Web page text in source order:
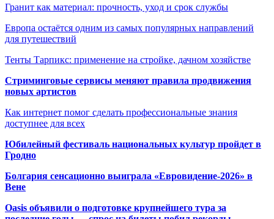
Гранит как материал: прочность, уход и срок службы
Европа остаётся одним из самых популярных направлений
для путешествий
Тенты Тарпикс: применение на стройке, дачном хозяйстве
Стриминговые сервисы меняют правила продвижения
новых артистов
Как интернет помог сделать профессиональные знания
доступнее для всех
Юбилейный фестиваль национальных культур пройдет в
Гродно
Болгария сенсационно выиграла «Евровидение-2026» в
Вене
Oasis объявили о подготовке крупнейшего тура за